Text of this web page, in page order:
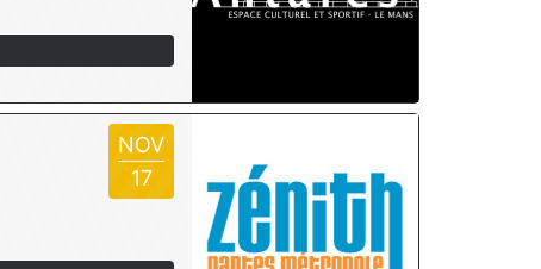
NOV
17